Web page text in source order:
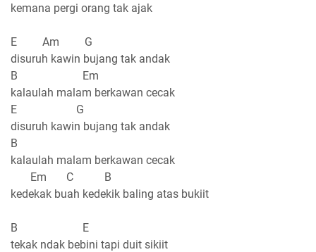
kemana pergi orang tak ajak
E Am G
disuruh kawin bujang tak andak
B Em
kalaulah malam berkawan cecak
E G
disuruh kawin bujang tak andak
B
kalaulah malam berkawan cecak
Em C B
kedekak buah kedekik baling atas bukiit
B E
tekak ndak bebini tapi duit sikiit